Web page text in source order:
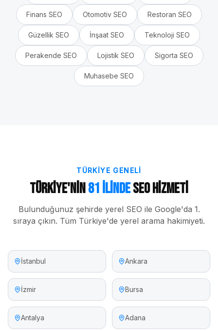
Finans SEO Otomotiv SEO Restoran SEO
Güzellik SEO İnşaat SEO Teknoloji SEO
Perakende SEO Lojistik SEO Sigorta SEO
Muhasebe SEO
TÜRKIYE GENELI
Türkiye'nin81 İlindeSEO Hizmeti
Bulunduğunuz şehirde yerel SEO ile Google'da 1.
sıraya çıkın. Tüm Türkiye'de yerel arama hakimiyeti.
İstanbul Ankara
İzmir Bursa
Antalya Adana